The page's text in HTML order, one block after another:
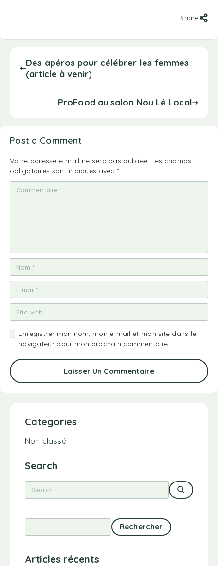
Share
Des apéros pour célébrer les femmes
(article à venir)
ProFood au salon Nou Lé Local
Post a Comment
Votre adresse e-mail ne sera pas publiée. Les champs
obligatoires sont indiqués avec *
Enregistrer mon nom, mon e-mail et mon site dans le
navigateur pour mon prochain commentaire.
Laisser Un Commentaire
Categories
Non classé
Search
Rechercher
Articles récents